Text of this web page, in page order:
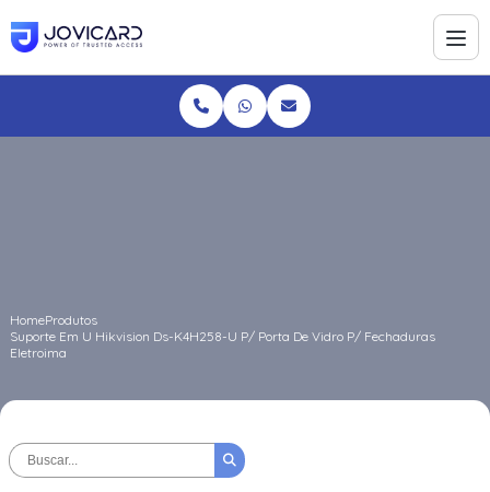
HomeProdutos
Suporte Em U Hikvision Ds-K4H258-U P/ Porta De Vidro P/ Fechaduras
Eletroima